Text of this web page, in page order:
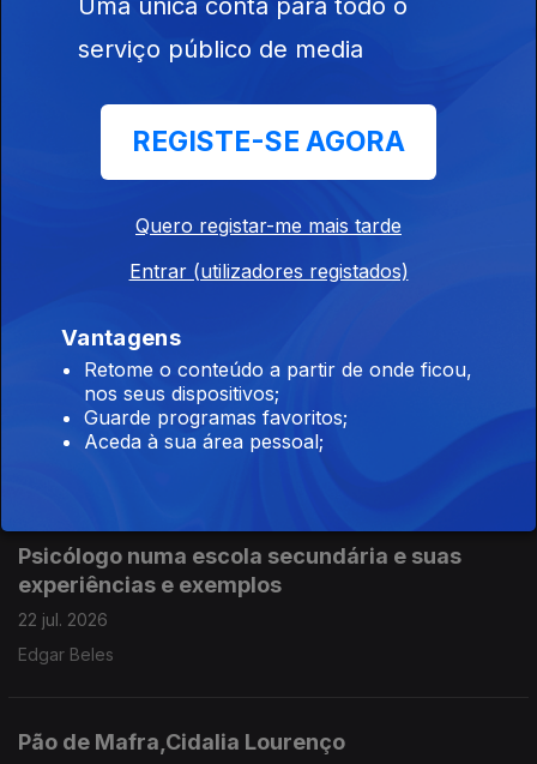
Festival de Lavre - Montemor o Novo, André
24 jul. 2026
de Messines
Assoc. Centro Recreativo do Casal da Serra -
Castelo Branco
22 jul. 2026
Psicólogo numa escola secundária e suas
experiências e exemplos
22 jul. 2026
Edgar Beles
Pão de Mafra,Cidalia Lourenço
Uma única conta para todo o
serviço público de media
REGISTE-SE AGORA
Quero registar-me mais tarde
Entrar (utilizadores registados)
Vantagens
Retome o conteúdo a partir de onde ficou,
nos seus dispositivos;
Guarde programas favoritos;
Aceda à sua área pessoal;